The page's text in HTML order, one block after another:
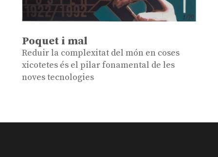
Poquet i mal
Reduir la complexitat del món en coses
xicotetes és el pilar fonamental de les
noves tecnologies